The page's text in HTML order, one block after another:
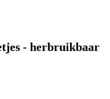
- herbruikbaar